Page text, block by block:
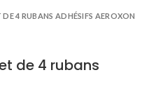
4 RUBANS ADHÉSIFS AEROXON
de 4 rubans